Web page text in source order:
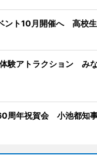
ント10月開催へ 高校
験アトラクション み
周年祝賀会 小池都知